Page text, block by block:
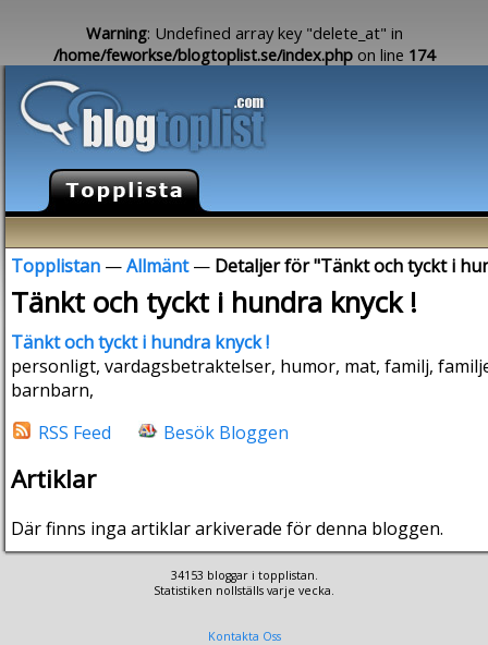
Warning: Undefined array key "delete_at" in
/home/feworkse/blogtoplist.se/index.php on line 174
Topplistan —Allmänt— Detaljer för "Tänkt och tyckt i
Tänkt och tyckt i hundra knyck !
Tänkt och tyckt i hundra knyck !
personligt, vardagsbetraktelser, humor, mat, familj,
barnbarn,
RSS Feed
Besök Bloggen
Artiklar
Där finns inga artiklar arkiverade för denna bloggen.
34153 bloggar i topplistan.
Statistiken nollställs varje vecka.
Kontakta Oss